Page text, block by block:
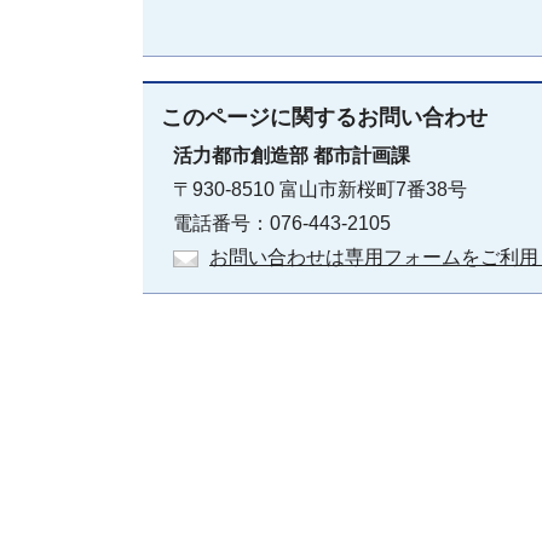
このページに関するお問い合わせ
活力都市創造部 都市計画課
〒930-8510 富山市新桜町7番38号
電話番号：076-443-2105
お問い合わせは専用フォームをご利用